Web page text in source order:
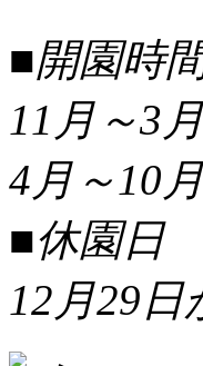
■開園時
11月～3
4月～10
■休園日
12月29日